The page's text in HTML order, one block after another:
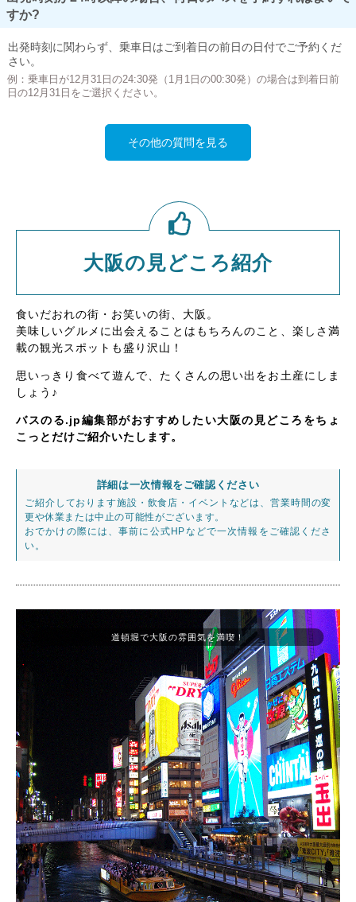
すか?
出発時刻に関わらず、乗車日はご到着日の前日の日付でご予約くだ
さい。
例：乗車日が12月31日の24:30発（1月1日の00:30発）の場合は到着日前
日の12月31日をご選択ください。
その他の質問を見る
大阪の見どころ紹介
食いだおれの街・お笑いの街、大阪。
美味しいグルメに出会えることはもちろんのこと、楽しさ満
載の観光スポットも盛り沢山！
思いっきり食べて遊んで、たくさんの思い出をお土産にしま
しょう♪
バスのる.jp編集部がおすすめしたい大阪の見どころをちょ
こっとだけご紹介いたします。
詳細は一次情報をご確認ください
ご紹介しております施設・飲食店・イベントなどは、営業時間の変
更や休業または中止の可能性がございます。
おでかけの際には、事前に公式HPなどで一次情報をご確認くださ
い。
道頓堀で大阪の雰囲気を満喫！